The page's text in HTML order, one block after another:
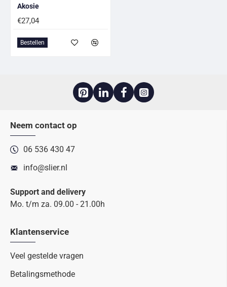
Akosie
€27,04
Bestellen
Neem contact op
06 536 430 47
info@slier.nl
Support and delivery
Mo. t/m za. 09.00 - 21.00h
Klantenservice
Veel gestelde vragen
Betalingsmethode